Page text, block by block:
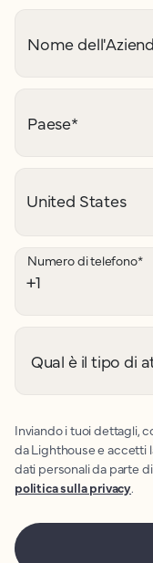
Nome
Paese*
Numero di telefono*
Qual è il tipo di
Inviando i tuoi dettagli,
da Lighthouse e accetti
dati personali da parte
politica sulla privacy.